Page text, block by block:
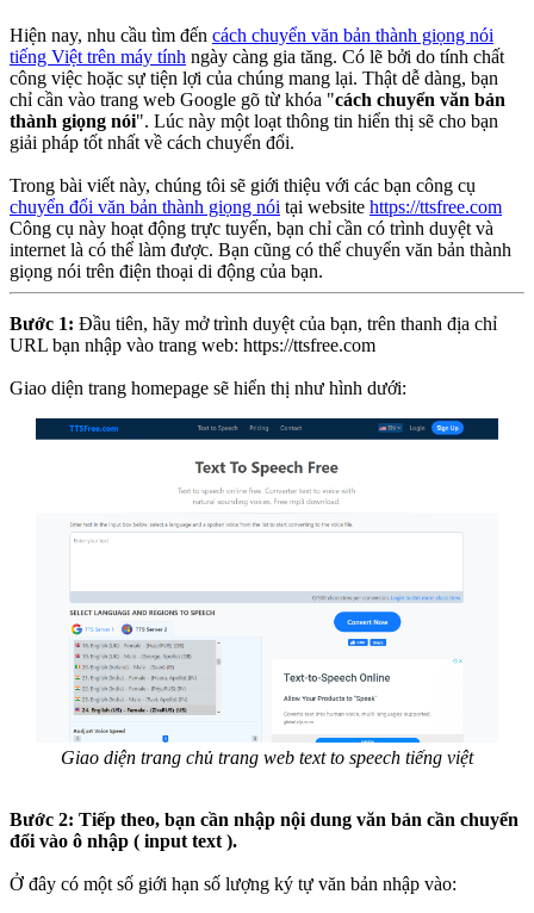
Hiện nay, nhu cầu tìm đến cách chuyển văn bản thành giọng nói
tiếng Việt trên máy tính ngày càng gia tăng. Có lẽ bởi do tính chất
công việc hoặc sự tiện lợi của chúng mang lại. Thật dễ dàng, bạn
chỉ cần vào trang web Google gõ từ khóa "cách chuyển văn bản
thành giọng nói". Lúc này một loạt thông tin hiển thị sẽ cho bạn
giải pháp tốt nhất về cách chuyển đổi.
Trong bài viết này, chúng tôi sẽ giới thiệu với các bạn công cụ
chuyển đổi văn bản thành giọng nói tại website https://ttsfree.com
Công cụ này hoạt động trực tuyến, bạn chỉ cần có trình duyệt và
internet là có thể làm được. Bạn cũng có thể chuyển văn bản thành
giọng nói trên điện thoại di động của bạn.
Bước 1: Đầu tiên, hãy mở trình duyệt của bạn, trên thanh địa chỉ
URL bạn nhập vào trang web: https://ttsfree.com
Giao diện trang homepage sẽ hiển thị như hình dưới:
Giao diện trang chủ trang web text to speech tiếng việt
Bước 2: Tiếp theo, bạn cần nhập nội dung văn bản cần chuyển
đổi vào ô nhập ( input text ).
Ở đây có một số giới hạn số lượng ký tự văn bản nhập vào: